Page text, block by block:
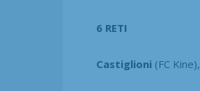
6 RETI
Castiglioni (FC Kine),